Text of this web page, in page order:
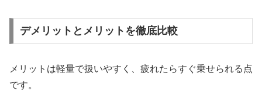
デメリットとメリットを徹底比較
メリットは軽量で扱いやすく、疲れたらすぐ乗せられる点
です。